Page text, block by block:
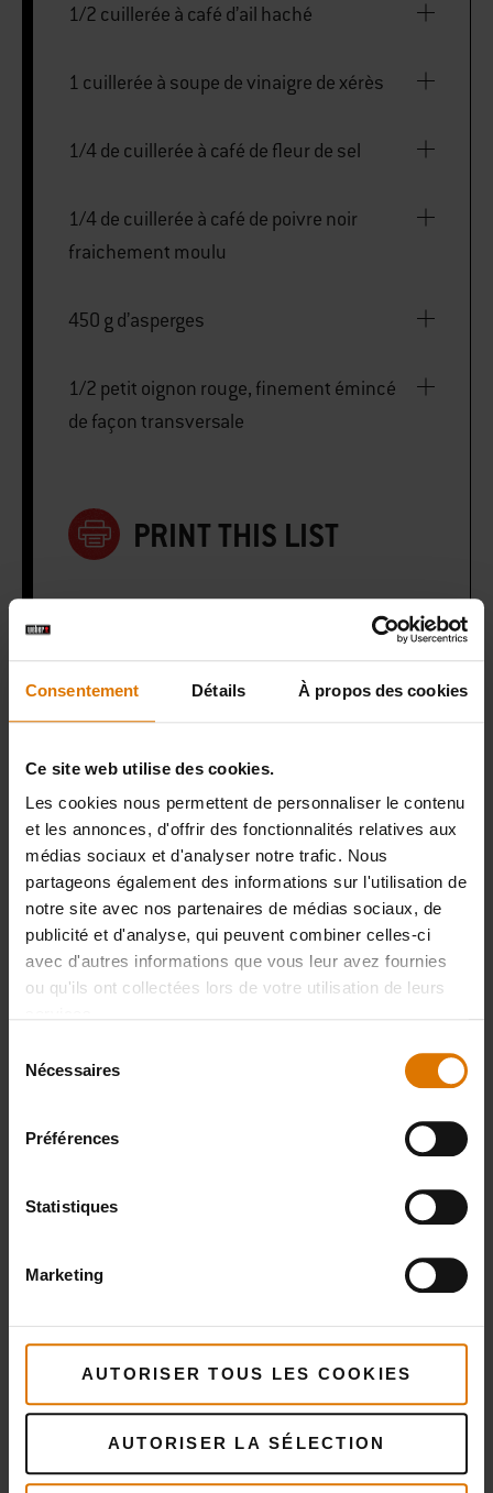
Consentement Détails À propos des cookies
Ce site web utilise des cookies.
Les cookies nous permettent de personnaliser le contenu
et les annonces, d'offrir des fonctionnalités relatives aux
médias sociaux et d'analyser notre trafic. Nous
partageons également des informations sur l'utilisation de
notre site avec nos partenaires de médias sociaux, de
publicité et d'analyse, qui peuvent combiner celles-ci
avec d'autres informations que vous leur avez fournies
ou qu'ils ont collectées lors de votre utilisation de leurs
Nécessaires
Préférences
Statistiques
Marketing
AUTORISER TOUS LES COOKIES
AUTORISER LA SÉLECTION
1/2 cuillerée à café d’ail haché
1 cuillerée à soupe de vinaigre de xérès
1/4 de cuillerée à café de fleur de sel
1/4 de cuillerée à café de poivre noir
fraichement moulu
450 g d’asperges
1/2 petit oignon rouge, finement émincé
de façon transversale
PRINT THIS LIST
Préparons-nous
Accessoires
recommandés